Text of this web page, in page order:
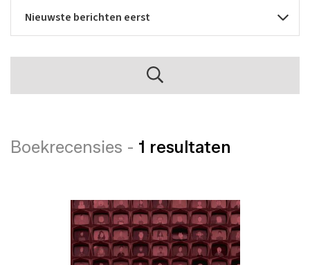
Boekrecensies - 1 resultaten